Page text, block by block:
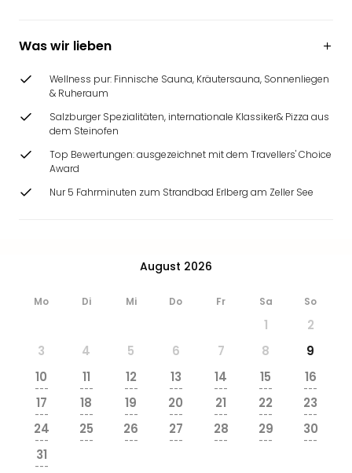
Was wir lieben
Wellness pur: Finnische Sauna, Kräutersauna, Sonnenliegen
& Ruheraum
Salzburger Spezialitäten, internationale Klassiker& Pizza aus
dem Steinofen
Top Bewertungen: ausgezeichnet mit dem Travellers' Choice
Award
Nur 5 Fahrminuten zum Strandbad Erlberg am Zeller See
August 2026
Mo Di Mi Do Fr Sa So
1
2
3
4 5 6 7 8
9
10
---
11
---
12
---
13
---
14
---
15
---
16
---
17
---
18
---
19
---
20
---
21
---
22
---
23
---
24
---
25
---
26
---
27
---
28
---
29
---
30
---
31
---